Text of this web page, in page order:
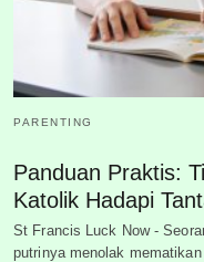
PARENTING
Panduan Praktis:
Katolik Hadapi
St Francis Luck Now -
putrinya menolak